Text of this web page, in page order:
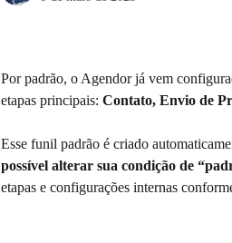
Por padrão, o Agendor já vem
etapas principais: Contato, Envio de
Esse funil padrão é criado
possível alterar sua condição de
etapas e configurações internas